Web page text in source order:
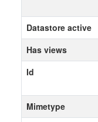
Datastore active
Has views
Id
Mimetype